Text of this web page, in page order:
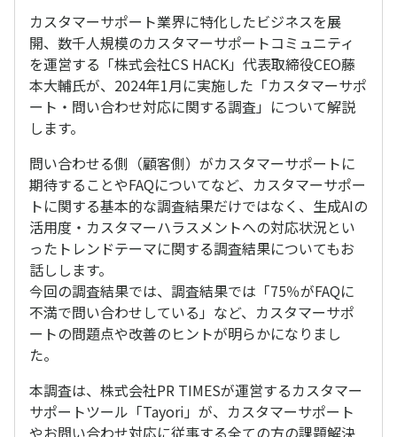
カスタマーサポート業界に特化したビジネスを展
開、数千人規模のカスタマーサポートコミュニティ
を運営する「株式会社CS HACK」代表取締役CEO藤
本大輔氏が、2024年1月に実施した「カスタマーサポ
ート・問い合わせ対応に関する調査」について解説
します。
問い合わせる側（顧客側）がカスタマーサポートに
期待することやFAQについてなど、カスタマーサポー
トに関する基本的な調査結果だけではなく、生成AIの
活用度・カスタマーハラスメントへの対応状況とい
ったトレンドテーマに関する調査結果についてもお
話しします。
今回の調査結果では、調査結果では「75％がFAQに
不満で問い合わせしている」など、カスタマーサポ
ートの問題点や改善のヒントが明らかになりまし
た。
本調査は、株式会社PR TIMESが運営するカスタマー
サポートツール「Tayori」が、カスタマーサポート